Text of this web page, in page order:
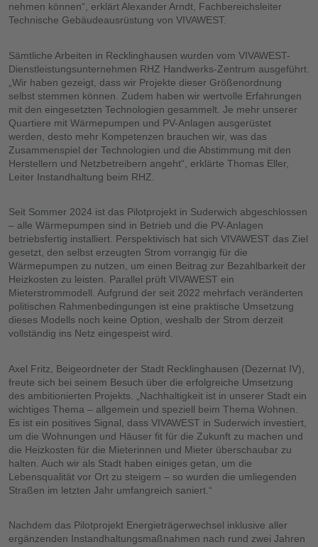
nehmen können“, erklärt Alexander Arndt, Fachbereichsleiter
Technische Gebäudeausrüstung von VIVAWEST.
Sämtliche Arbeiten in Recklinghausen wurden vom VIVAWEST-
Dienstleistungsunternehmen RHZ Handwerks-Zentrum ausgeführt.
„Wir haben gezeigt, dass wir Projekte dieser Größenordnung
selbst stemmen können. Zudem haben wir wertvolle Erfahrungen
mit den eingesetzten Technologien gesammelt. Je mehr unserer
Quartiere mit Wärmepumpen und PV-Anlagen ausgerüstet
werden, desto mehr Kompetenzen brauchen wir, was das
Zusammenspiel der Technologien und die Abstimmung mit den
Herstellern und Netzbetreibern angeht“, erklärte Thomas Eller,
Leiter Instandhaltung beim RHZ.
Seit Sommer 2024 ist das Pilotprojekt in Suderwich abgeschlossen
– alle Wärmepumpen sind in Betrieb und die PV-Anlagen
betriebsfertig installiert. Perspektivisch hat sich VIVAWEST das Ziel
gesetzt, den selbst erzeugten Strom vorrangig für die
Wärmepumpen zu nutzen, um einen Beitrag zur Bezahlbarkeit der
Heizkosten zu leisten. Parallel prüft VIVAWEST ein
Mieterstrommodell. Aufgrund der seit 2022 mehrfach veränderten
politischen Rahmenbedingungen ist eine praktische Umsetzung
dieses Modells noch keine Option, weshalb der Strom derzeit
vollständig ins Netz eingespeist wird.
Axel Fritz, Beigeordneter der Stadt Recklinghausen (Dezernat IV),
freute sich bei seinem Besuch über die erfolgreiche Umsetzung
des ambitionierten Projekts. „Nachhaltigkeit ist in unserer Stadt ein
wichtiges Thema – allgemein und speziell beim Thema Wohnen.
Es ist ein positives Signal, dass VIVAWEST in Suderwich investiert,
um die Wohnungen und Häuser fit für die Zukunft zu machen und
die Heizkosten für die Mieterinnen und Mieter überschaubar zu
halten. Auch wir als Stadt haben einiges getan, um die
Lebensqualität vor Ort zu steigern – so wurden die umliegenden
Straßen im letzten Jahr umfangreich saniert.“
Nachdem das Pilotprojekt Energieträgerwechsel inklusive aller
ergänzenden Instandhaltungsmaßnahmen nach rund zwei Jahren